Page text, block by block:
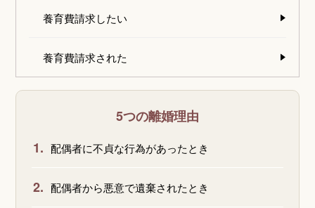
養育費請求したい
養育費請求された
5つの離婚理由
1. 配偶者に不貞な行為があったとき
2. 配偶者から悪意で遺棄されたとき